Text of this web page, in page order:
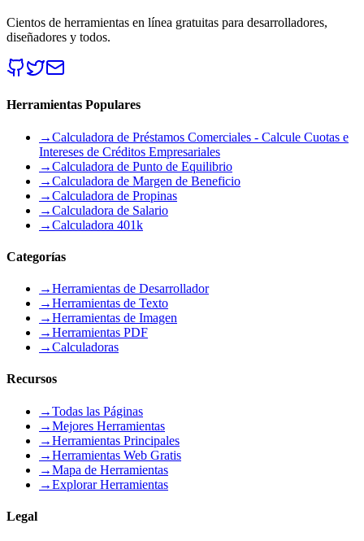
Cientos de herramientas en línea gratuitas para desarrolladores,
diseñadores y todos.
Herramientas Populares
→Calculadora de Préstamos Comerciales - Calcule Cuotas e
Intereses de Créditos Empresariales
→Calculadora de Punto de Equilibrio
→Calculadora de Margen de Beneficio
→Calculadora de Propinas
→Calculadora de Salario
→Calculadora 401k
Categorías
→Herramientas de Desarrollador
→Herramientas de Texto
→Herramientas de Imagen
→Herramientas PDF
→Calculadoras
Recursos
→Todas las Páginas
→Mejores Herramientas
→Herramientas Principales
→Herramientas Web Gratis
→Mapa de Herramientas
→Explorar Herramientas
Legal